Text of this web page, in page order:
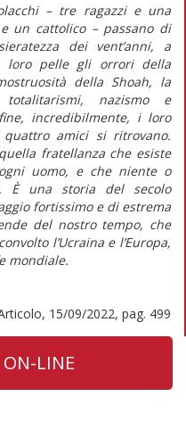
– tre ragazzi e una
un cattolico – passano di
dei vent’anni, a
loro pelle gli orrori della
della Shoah, la
nazismo e
incredibilmente, i loro
amici si ritrovano.
fratellanza che esiste
uomo, e che niente o
È una storia del secolo
fortissimo e di estrema
del nostro tempo, che
l’Ucraina e l’Europa,
mondiale.
15/09/2022, pag. 499
LINE